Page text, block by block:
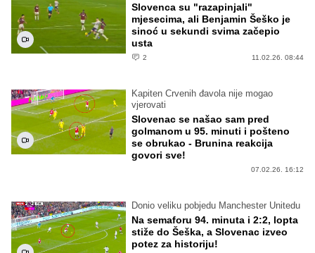
Slovenca su "razapinjali"
mjesecima, ali Benjamin Šeško je
sinoć u sekundi svima začepio
usta
2 11.02.26. 08:44
Kapiten Crvenih đavola nije mogao
vjerovati
Slovenac se našao sam pred
golmanom u 95. minuti i pošteno
se obrukao - Brunina reakcija
govori sve!
07.02.26. 16:12
Donio veliku pobjedu Manchester Unitedu
Na semaforu 94. minuta i 2:2, lopta
stiže do Šeška, a Slovenac izveo
potez za historiju!